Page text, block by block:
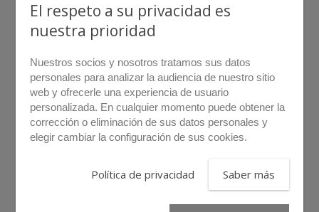
El respeto a su privacidad es
nuestra prioridad
Nuestros socios y nosotros tratamos sus datos
personales para analizar la audiencia de nuestro sitio
web y ofrecerle una experiencia de usuario
personalizada. En cualquier momento puede obtener la
corrección o eliminación de sus datos personales y
elegir cambiar la configuración de sus cookies.
Política de privacidad Saber más